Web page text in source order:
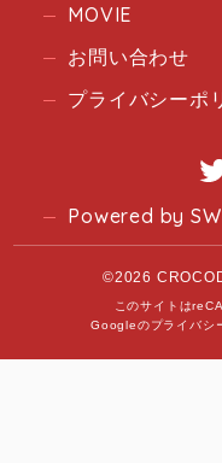
MOVIE
お問い合わせ
プライバシーポ
Powered by
©2026
このサイトは
Googleのプライバシ